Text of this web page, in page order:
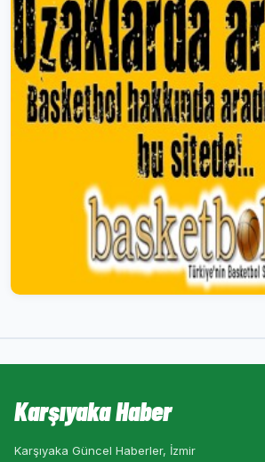
Karşıyaka Haber
Karşıyaka Güncel Haberler, İzmir